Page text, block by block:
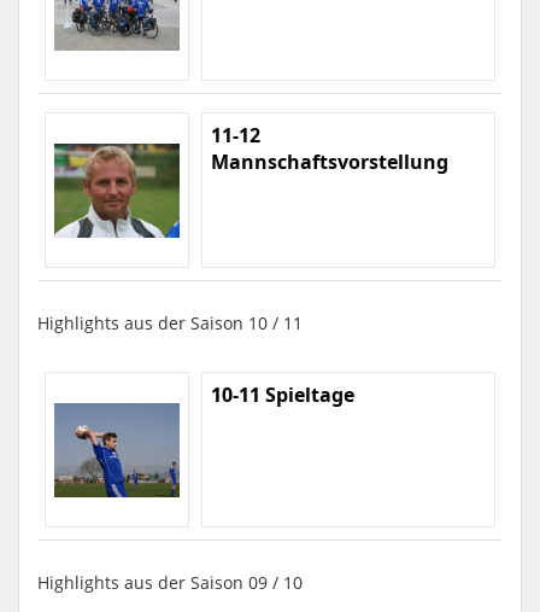
11-12
Mannschaftsvorstellung
Highlights aus der Saison 10 / 11
10-11 Spieltage
Highlights aus der Saison 09 / 10